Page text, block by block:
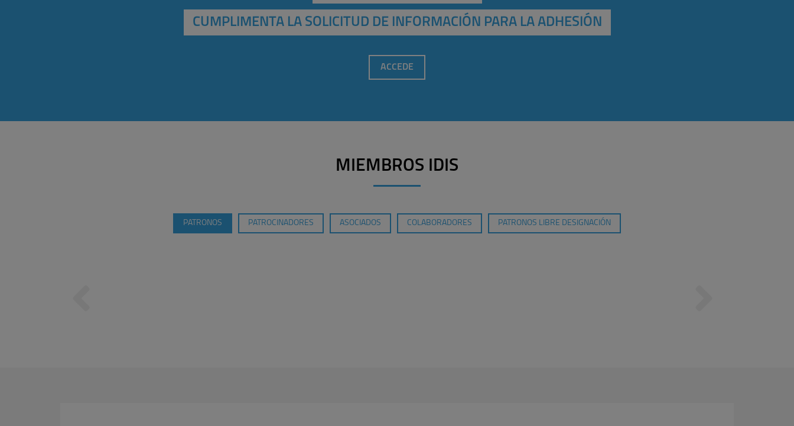
CUMPLIMENTA LA SOLICITUD DE INFORMACIÓN PARA LA ADHESIÓN
ACCEDE
MIEMBROS IDIS
PATRONOS PATROCINADORES ASOCIADOS COLABORADORES PATRONOS LIBRE DESIGNACIÓN